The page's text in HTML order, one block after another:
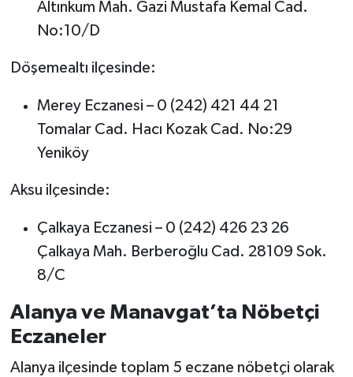
Altınkum Mah. Gazi Mustafa Kemal Cad.
No:10/D
Döşemealtı ilçesinde:
Merey Eczanesi – 0 (242) 421 44 21
Tomalar Cad. Hacı Kozak Cad. No:29
Yeniköy
Aksu ilçesinde:
Çalkaya Eczanesi – 0 (242) 426 23 26
Çalkaya Mah. Berberoğlu Cad. 28109 Sok.
8/C
Alanya ve Manavgat’ta Nöbetçi
Eczaneler
Alanya ilçesinde toplam 5 eczane nöbetçi olarak